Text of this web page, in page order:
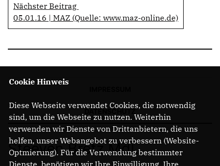
Nächster Beitrag
05.01.16 | MAZ (Quelle: www.maz-online.de)
Steeven Bretz MdL
Cookie Hinweis
Diese Webseite verwendet Cookies, die notwendig
sind, um die Webseite zu nutzen. Weiterhin
verwenden wir Dienste von Drittanbietern, die uns
helfen, unser Webangebot zu verbessern (Website-
Optmierung). Für die Verwendung bestimmter
Dienste, benötigen wir Ihre Einwilligung. Ihre